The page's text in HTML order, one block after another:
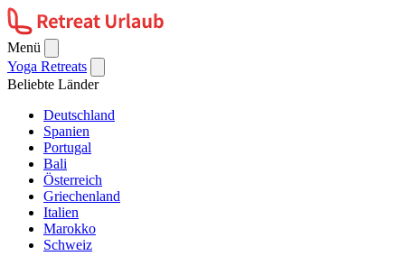
Menü
Yoga Retreats
Beliebte Länder
Deutschland
Spanien
Portugal
Bali
Österreich
Griechenland
Italien
Marokko
Schweiz